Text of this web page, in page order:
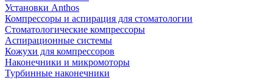
Установки Anthos
Компрессоры и аспирация для стоматологии
Стоматологические компрессоры
Аспирационные системы
Кожухи для компрессоров
Наконечники и микромоторы
Турбинные наконечники